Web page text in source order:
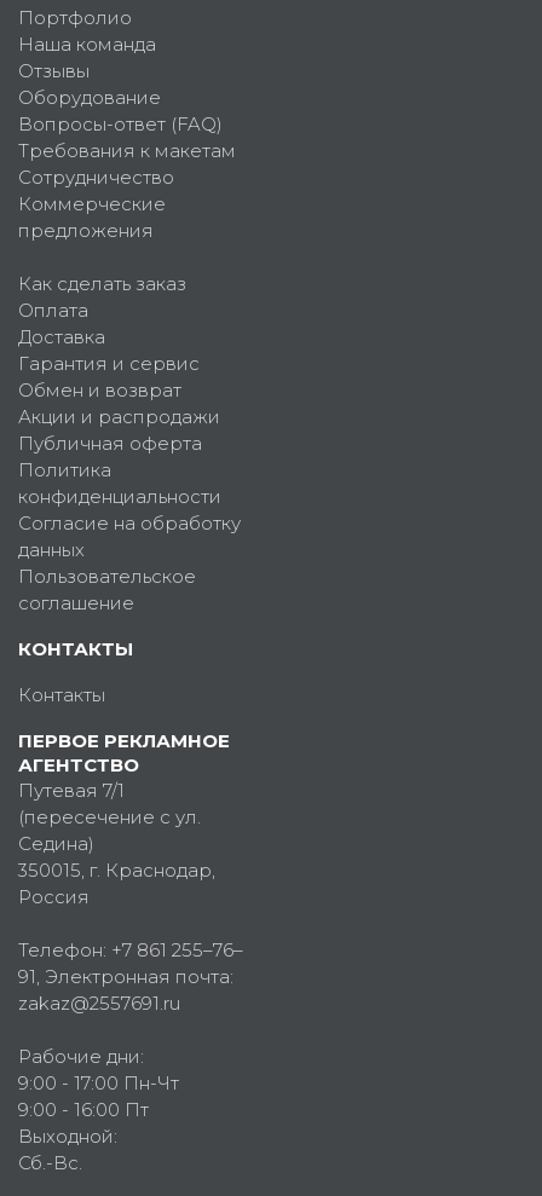
Портфолио
Наша команда
Отзывы
Оборудование
Вопросы-ответ (FAQ)
Требования к макетам
Сотрудничество
Коммерческие
предложения
Как сделать заказ
Оплата
Доставка
Гарантия и сервис
Обмен и возврат
Акции и распродажи
Публичная оферта
Политика
конфиденциальности
Согласие на обработку
данных
Пользовательское
соглашение
КОНТАКТЫ
Контакты
ПЕРВОЕ РЕКЛАМНОЕ
АГЕНТСТВО
Путевая 7/1
(пересечение с ул.
Седина)
350015, г. Краснодар,
Россия
Телефон: +7 861 255–76–
91, Электронная почта:
zakaz@2557691.ru
Рабочие дни:
9:00 - 17:00 Пн-Чт
9:00 - 16:00 Пт
Выходной:
Сб.-Вс.